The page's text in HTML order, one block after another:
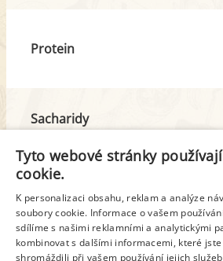
Protein
Sacharidy
Tuk
z toho nas. mastné kyseliny
Tyto webové stránky
cookie.
K personalizaci obsahu, reklam a analýze
soubory cookie. Informace o vašem
sdílíme s našimi reklamními a analytickými
kombinovat s dalšími informacemi, které
shromáždili při vašem používání jejich